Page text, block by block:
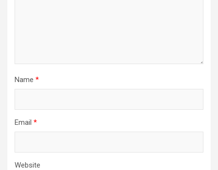
Name *
Email *
Website